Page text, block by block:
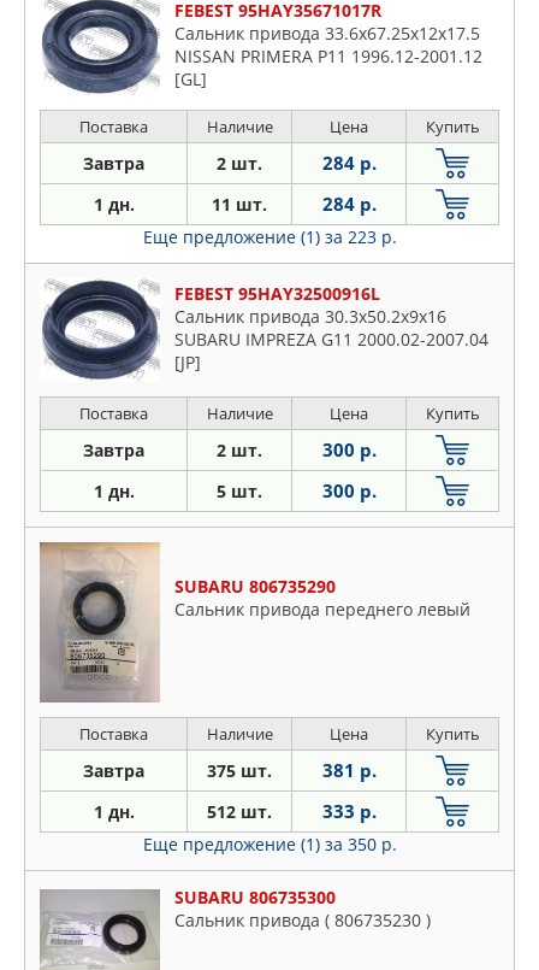
FEBEST 95HAY35671017R
Сальник привода 33.6x67.25x12x17.5
NISSAN PRIMERA P11 1996.12-2001.12
[GL]
Поставка Наличие Цена Купить
Завтра 2 шт. 284 р.
1 дн. 11 шт. 284 р.
Еще предложение (1) за 223 р.
FEBEST 95HAY32500916L
Сальник привода 30.3x50.2x9x16
SUBARU IMPREZA G11 2000.02-2007.04
[JP]
Поставка Наличие Цена Купить
Завтра 2 шт. 300 р.
1 дн. 5 шт. 300 р.
SUBARU 806735290
Сальник привода переднего левый
Поставка Наличие Цена Купить
Завтра 375 шт. 381 р.
1 дн. 512 шт. 333 р.
Еще предложение (1) за 350 р.
SUBARU 806735300
Сальник привода ( 806735230 )